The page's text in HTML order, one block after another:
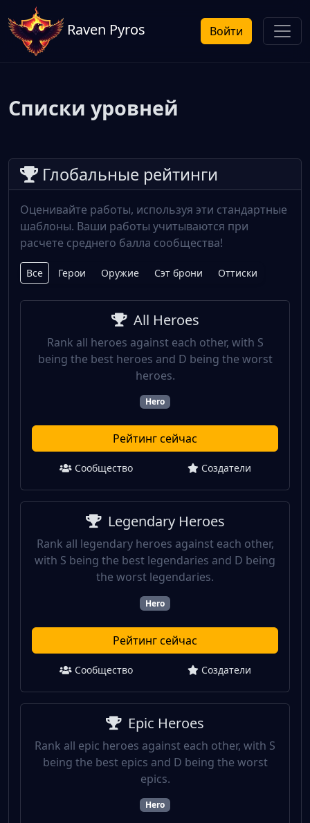
Raven Pyros Войти
Списки уровней
Глобальные рейтинги
Оценивайте работы, используя эти стандартные
шаблоны. Ваши работы учитываются при
расчете среднего балла сообщества!
Все Герои Оружие Сэт брони Оттиски
All Heroes
Rank all heroes against each other, with S
being the best heroes and D being the worst
heroes.
Hero
Рейтинг сейчас
Сообщество Создатели
Legendary Heroes
Rank all legendary heroes against each other,
with S being the best legendaries and D being
the worst legendaries.
Hero
Рейтинг сейчас
Сообщество Создатели
Epic Heroes
Rank all epic heroes against each other, with S
being the best epics and D being the worst
epics.
Hero